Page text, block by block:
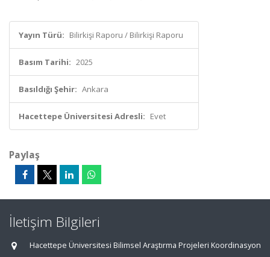
Yayın Türü: Bilirkişi Raporu / Bilirkişi Raporu
Basım Tarihi: 2025
Basıldığı Şehir: Ankara
Hacettepe Üniversitesi Adresli: Evet
Paylaş
İletişim Bilgileri
Hacettepe Üniversitesi Bilimsel Araştırma Projeleri Koordinasyon